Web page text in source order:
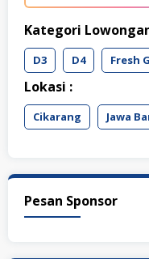
Kategori
D3 D4 Fresh
Lokasi :
Cikarang Jawa
Pesan Sponsor